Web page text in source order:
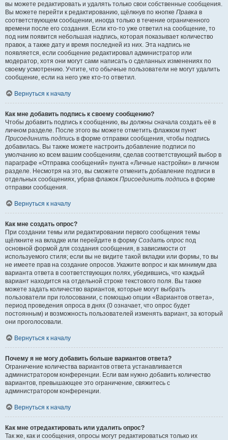
вы можете редактировать и удалять только свои собственные сообщения.
Вы можете перейти к редактированию, щёлкнув по кнопке Правка в
соответствующем сообщении, иногда только в течение ограниченного
времени после его создания. Если кто-то уже ответил на сообщение, то
под ним появится небольшая надпись, которая показывает количество
правок, а также дату и время последней из них. Эта надпись не
появляется, если сообщение редактировал администратор или
модератор, хотя они могут сами написать о сделанных изменениях по
своему усмотрению. Учтите, что обычные пользователи не могут удалить
сообщение, если на него уже кто-то ответил.
Вернуться к началу
Как мне добавить подпись к своему сообщению?
Чтобы добавить подпись к сообщению, вы должны сначала создать её в
личном разделе. После этого вы можете отметить флажком пункт
Присоединить подпись в форме отправки сообщения, чтобы подпись
добавилась. Вы также можете настроить добавление подписи по
умолчанию ко всем вашим сообщениям, сделав соответствующий выбор в
параграфе «Отправка сообщений» пункта «Личные настройки» в личном
разделе. Несмотря на это, вы сможете отменить добавление подписи в
отдельных сообщениях, убрав флажок Присоединить подпись в форме
отправки сообщения.
Вернуться к началу
Как мне создать опрос?
При создании темы или редактировании первого сообщения темы
щёлкните на вкладке или перейдите в форму Создать опрос под
основной формой для создания сообщения, в зависимости от
используемого стиля; если вы не видите такой вкладки или формы, то вы
не имеете прав на создание опросов. Укажите вопрос и как минимум два
варианта ответа в соответствующих полях, убедившись, что каждый
вариант находится на отдельной строке текстового поля. Вы также
можете задать количество вариантов, которые могут выбрать
пользователи при голосовании, с помощью опции «Вариантов ответа»,
период проведения опроса в днях (0 означает, что опрос будет
постоянным) и возможность пользователей изменять вариант, за который
они проголосовали.
Вернуться к началу
Почему я не могу добавить больше вариантов ответа?
Ограничение количества вариантов ответа устанавливается
администратором конференции. Если вам нужно добавить количество
вариантов, превышающее это ограничение, свяжитесь с
администратором конференции.
Вернуться к началу
Как мне отредактировать или удалить опрос?
Так же, как и сообщения, опросы могут редактироваться только их